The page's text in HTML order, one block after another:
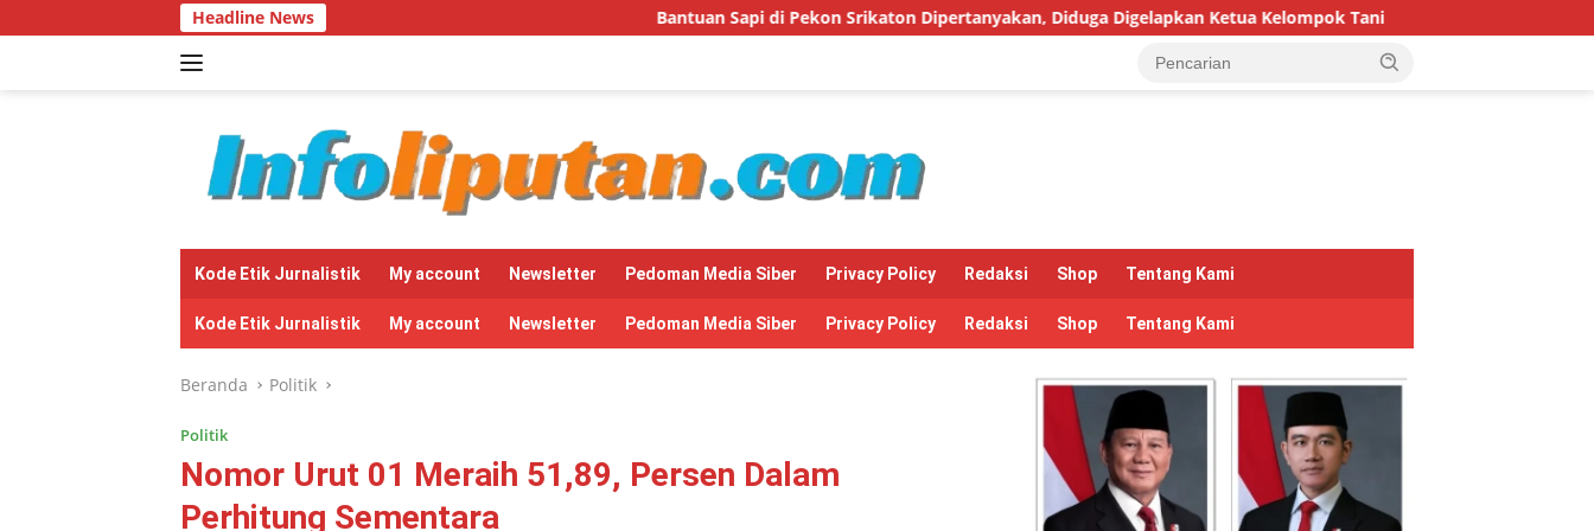
ke
Headline News Bantuan Sapi di Pekon Srikaton Dipertanyakan, Diduga Digelapkan Ketua Kelompok Tani Hari Hutan Indonesia 2026: Pulihkan
Kode Etik Jurnalistik My account Newsletter Pedoman Media Siber Privacy Policy Redaksi Shop Tentang Kami
Kode Etik Jurnalistik My account Newsletter Pedoman Media Siber Privacy Policy Redaksi Shop Tentang Kami
Beranda Politik
Politik
Nomor Urut 01 Meraih 51,89, Persen Dalam
Perhitung Sementara